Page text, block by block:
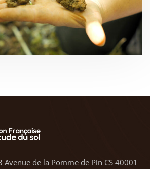
Avenue de la Pomme de Pin CS 40001